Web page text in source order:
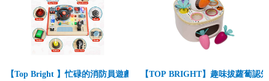
【Top Bright 】忙碌的消防員遊戲組(認知啟蒙/手眼協調/感統/禮物/角
【TOP BRIGHT】趣味拔蘿蔔認